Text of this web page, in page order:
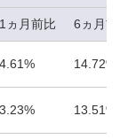
1ヵ月前比 6ヵ月
4.61% 14.72%
3.23% 13.51%